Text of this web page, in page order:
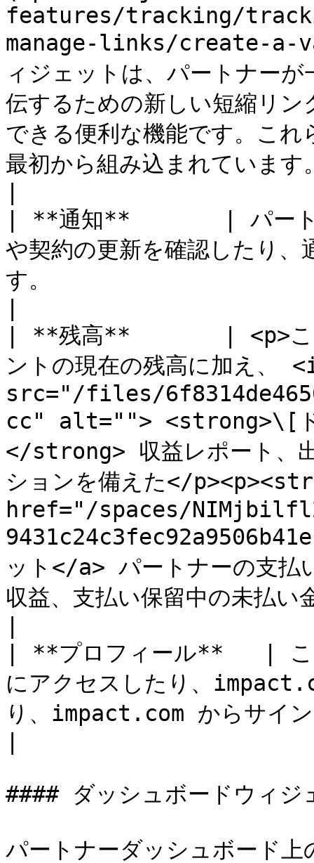
features/tracking/
manage-links/create-a-
ィジェットは、パートナー
伝するための新しい短縮リ
できる便利な機能です。こ
最初から組み込まれています
| **通知**       | パートナ
や契約の更新を確認したり、
す。
| **残高**       | <p>この
ントの現在の残高に加え、
src="/files/
cc" alt=""> <strong>\[ド
</strong> 収益レポート、
ションを備えた</
href="/spaces/
ット</a> パートナーの支払
収益、支払い保留中の未払
| **プロフィール**   | こ
にアクセスしたり、
り、impact.com からサイ
#### ダッシュボードウィジ
パートナーダッシュボード